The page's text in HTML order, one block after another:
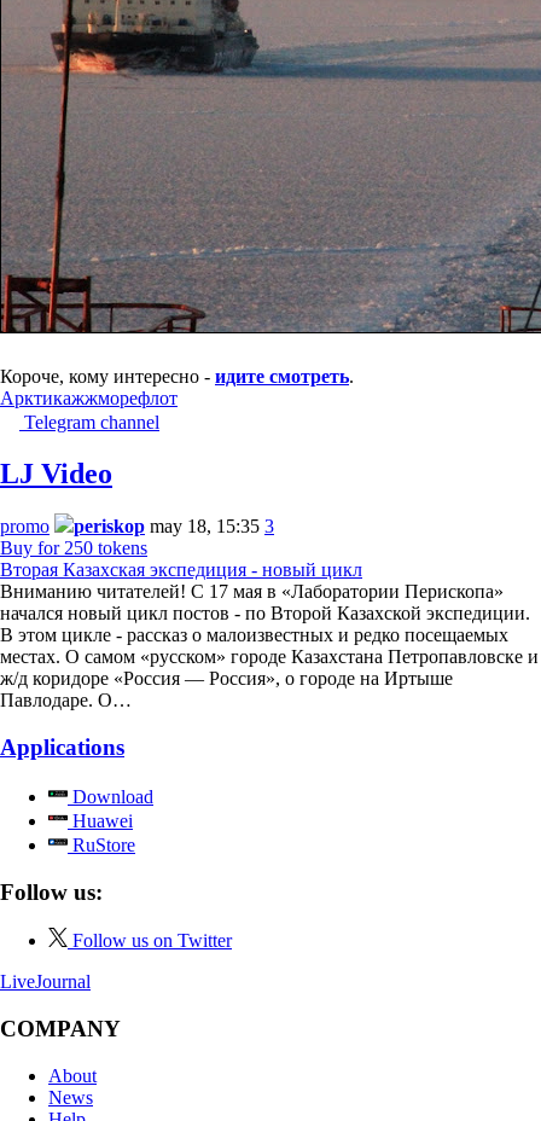
Короче, кому интересно - идите смотреть.
Арктикажжморефлот
Telegram channel
LJ Video
promo periskop may 18, 15:35 3
Buy for 250 tokens
Вторая Казахская экспедиция - новый цикл
Вниманию читателей! С 17 мая в «Лаборатории Перископа»
начался новый цикл постов - по Второй Казахской экспедиции.
В этом цикле - рассказ о малоизвестных и редко посещаемых
местах. О самом «русском» городе Казахстана Петропавловске и
ж/д коридоре «Россия — Россия», о городе на Иртыше
Павлодаре. О…
Applications
Download
Huawei
RuStore
Follow us:
Follow us on Twitter
LiveJournal
COMPANY
About
News